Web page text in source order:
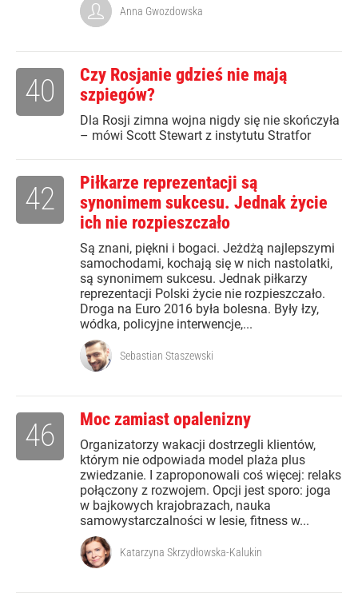
Anna Gwozdowska
Czy Rosjanie gdzieś nie mają
szpiegów?
Dla Rosji zimna wojna nigdy się nie skończyła
– mówi Scott Stewart z instytutu Stratfor
40
Piłkarze reprezentacji są
synonimem sukcesu. Jednak życie
ich nie rozpieszczało
Są znani, piękni i bogaci. Jeżdżą najlepszymi
samochodami, kochają się w nich nastolatki,
są synonimem sukcesu. Jednak piłkarzy
reprezentacji Polski życie nie rozpieszczało.
Droga na Euro 2016 była bolesna. Były łzy,
wódka, policyjne interwencje,...
42
Sebastian Staszewski
Moc zamiast opalenizny
Organizatorzy wakacji dostrzegli klientów,
którym nie odpowiada model plaża plus
zwiedzanie. I zaproponowali coś więcej: relaks
połączony z rozwojem. Opcji jest sporo: joga
w bajkowych krajobrazach, nauka
samowystarczalności w lesie, fitness w...
46
Katarzyna Skrzydłowska-Kalukin